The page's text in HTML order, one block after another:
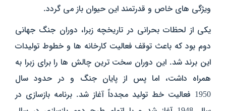
ویژگی‌ های خاص و قدرتمند این حیوان باز می‌ گردد.
یکی از لحظات بحرانی در تاریخچه زبرا، دوران جنگ جهانی
دوم بود که باعث توقف فعالیت کارخانه‌ ها و خطوط تولیدات
این برند شد. این دوران سخت‌ ترین چالش‌ ها را برای زبرا به
همراه داشت، اما پس از پایان جنگ و در حدود سال
1950 فعالیت خط تولید مجدداً آغاز شد. برنامه بازسازی در